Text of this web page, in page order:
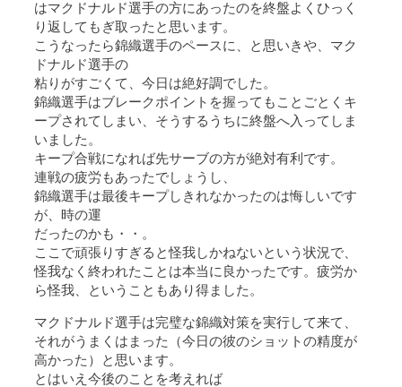
はマクドナルド選手の方にあったのを終盤よくひっく
り返してもぎ取ったと思います。
こうなったら錦織選手のペースに、と思いきや、マク
ドナルド選手の
粘りがすごくて、今日は絶好調でした。
錦織選手はブレークポイントを握ってもことごとくキ
ープされてしまい、そうするうちに終盤へ入ってしま
いました。
キープ合戦になれば先サーブの方が絶対有利です。
連戦の疲労もあったでしょうし、
錦織選手は最後キープしきれなかったのは悔しいです
が、時の運
だったのかも・・。
ここで頑張りすぎると怪我しかねないという状況で、
怪我なく終われたことは本当に良かったです。疲労か
ら怪我、ということもあり得ました。
マクドナルド選手は完璧な錦織対策を実行して来て、
それがうまくはまった（今日の彼のショットの精度が
高かった）と思います。
とはいえ今後のことを考えれば